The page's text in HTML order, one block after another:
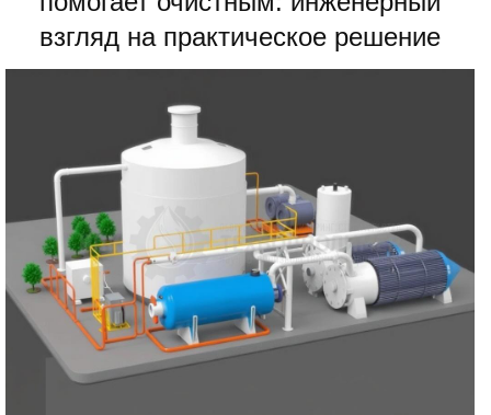
взгляд на практическое решение